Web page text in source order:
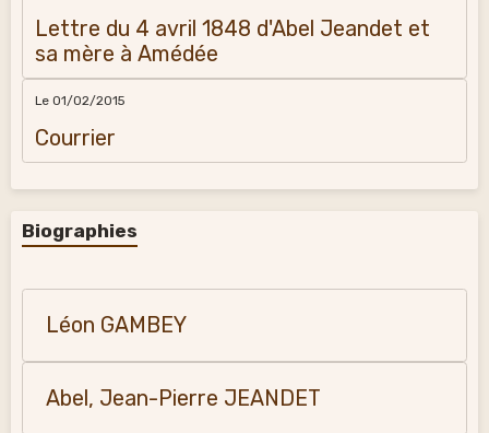
Lettre du 4 avril 1848 d'Abel Jeandet et
sa mère à Amédée
Le 01/02/2015
Courrier
Biographies
Léon GAMBEY
Abel, Jean-Pierre JEANDET